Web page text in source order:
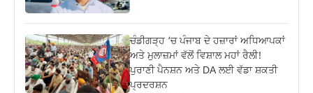
ਚੰਡੀਗੜ੍ਹ ‘ਚ ਪੰਜਾਬ ਦੇ ਹਜ਼ਾਰਾਂ ਅਧਿਆਪਕਾਂ
ਅਤੇ ਮੁਲਾਜ਼ਮਾਂ ਵੱਲੋਂ ਵਿਸ਼ਾਲ ਮਹਾਂ ਰੈਲੀ!
ਪੁਰਾਣੀ ਪੈਨਸ਼ਨ ਅਤੇ DA ਲਈ ਵੱਡਾ ਸ਼ਕਤੀ
ਪ੍ਰਦਰਸ਼ਨ